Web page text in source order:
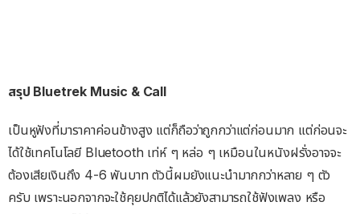
สรุป Bluetrek Music & Call
เป็นหูฟังที่มาราคาค่อนข้างสูง แต่ก็ถือว่าถูกกว่าแต่ก่อนมาก แต่ก่อนจะ
ได้ใช้เทคโนโลยี Bluetooth เท่ห์ ๆ หล่อ ๆ เหมือนในหนังฝรั่งอาจจะ
ต้องเสียเงินถึง 4-6 พันบาท ตัวนี้ผมยังแนะนำมากกว่าหลาย ๆ ตัว
ครับ เพราะนอกจากจะใช้คุยปกติได้แล้วยังสามารถใช้ฟังเพลง หรือ